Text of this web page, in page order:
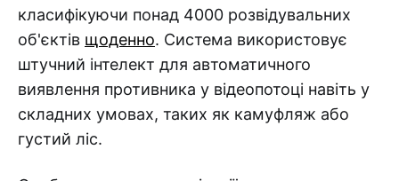
класифікуючи понад 4000 розвідувальних
об'єктів щоденно. Система використовує
штучний інтелект для автоматичного
виявлення противника у відеопотоці навіть у
складних умовах, таких як камуфляж або
густий ліс.